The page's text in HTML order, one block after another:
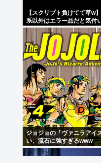
【スクリプト負けてて草w
系以外はエラー品だと気付
て、もっと具体的に話そう
ジョジョの「ヴァニラアイ
い、流石に強すぎるwww